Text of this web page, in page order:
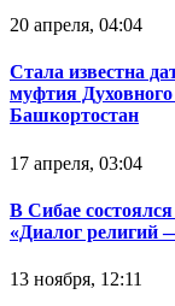
20 апреля, 04:04
Стала известна
муфтия
Башкортостан
17 апреля, 03:04
В Сибае
«Диалог религий
13 ноября, 12:11